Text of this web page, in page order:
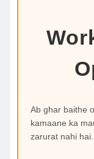
Ab ghar baithe
kamaane ka
zarurat nahi